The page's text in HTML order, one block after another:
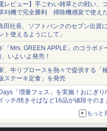
レビュー】手ごわい雑草との戦い、
刈機で完全勝利 掃除機感覚で使え
田社長、ソフトバンクのセブン出資
ト使えるようにして」
「Mrs. GREEN APPLE」のコラボド
いよいよ発売！
、牛リブロースを熱々で提供する「
ステーキ定食」を発売
「増量フェス」を実施！おにぎり
ッチ/焼きそばなど16品が値段そのま
もっと